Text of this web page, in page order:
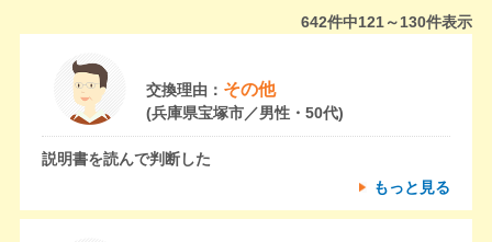
642件中121～130件表示
交換理由： その他
(兵庫県宝塚市／男性・50代)
説明書を読んで判断した
もっと見る